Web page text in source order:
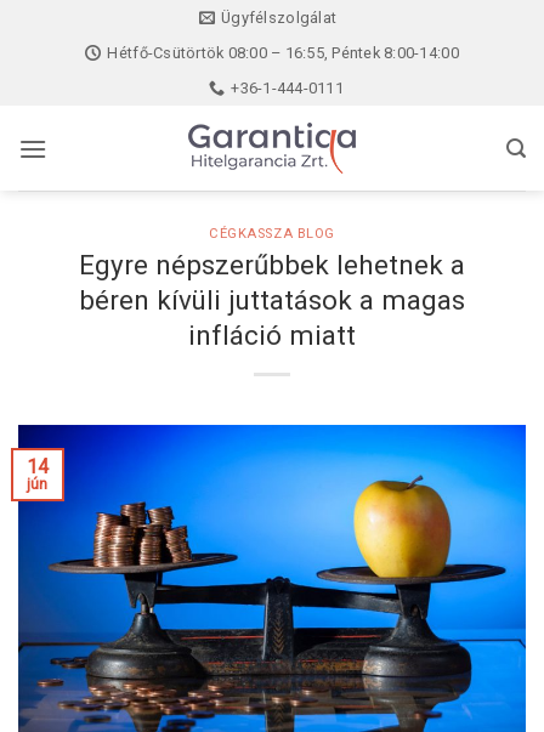
Ügyfélszolgálat
Hétfő-Csütörtök 08:00 – 16:55, Péntek 8:00-14:00
+36-1-444-0111
CÉGKASSZA BLOG
Egyre népszerűbbek lehetnek a
béren kívüli juttatások a magas
infláció miatt
14
jún